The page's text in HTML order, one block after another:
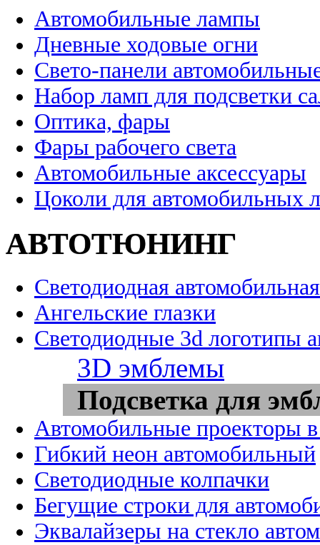
Автомобильные лампы
Дневные ходовые огни
Свето-панели
Набор ламп для подсветки
Оптика, фары
Фары рабочего света
Автомобильные аксессуары
Цоколи для автомобильных
АВТОТЮНИНГ
Светодиодная
Ангельские глазки
Светодиодные 3d логотипы
3D эмблемы
Подсветка для
Автомобильные проекторы
Гибкий неон автомобильный
Светодиодные колпачки
Бегущие строки для
Эквалайзеры на стекло